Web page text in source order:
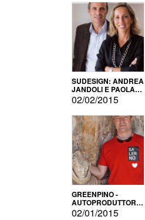
SUDESIGN: ANDREA
JANDOLI E PAOLA
PISAPIA
02/02/2015
GREENPINO -
AUTOPRODUTTORE
PER AMORE
02/01/2015